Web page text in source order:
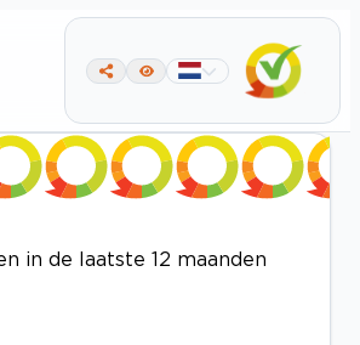
in de laatste 12 maanden